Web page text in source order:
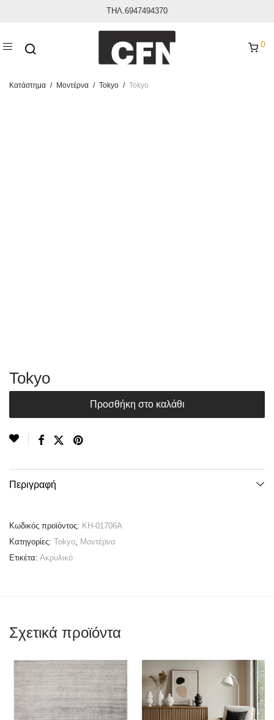
ΤΗΛ.6947494370
0
Κατάστημα / Μοντέρνα / Tokyo / Tokyo
Tokyo
Προσθήκη στο καλάθι
Περιγραφή
Κωδικός προϊόντος: KH-01706A
Κατηγορίες: Tokyo, Μοντέρνα
Ετικέτα: Ακρυλικό
Σχετικά προϊόντα